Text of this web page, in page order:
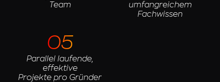
Team
umfangreichem
Fachwissen
05
Parallel laufende,
effektive
Projekte pro Gründer